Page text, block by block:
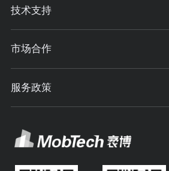
技术支持
市场合作
服务政策